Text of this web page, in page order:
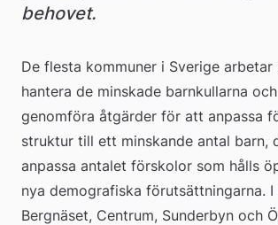
behovet.
De flesta kommuner i Sverige arbetar
hantera de minskade barnkullarna
genomföra åtgärder för att anpassa
struktur till ett minskande antal barn,
anpassa antalet förskolor som hålls
nya demografiska förutsättningarna. I
Bergnäset, Centrum, Sunderbyn och